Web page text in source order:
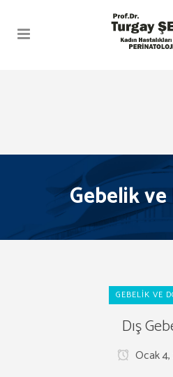
Gebelik
GEBELIK VE
Dış
Ocak